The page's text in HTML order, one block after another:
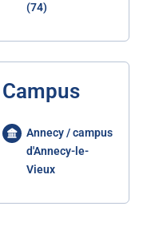
(74)
Campus
Annecy / campus
d'Annecy-le-
Vieux